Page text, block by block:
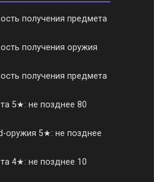
получения предмета
получения оружия
получения предмета
5★: не позднее 80
оружия 5★: не позднее
4★: не позднее 10